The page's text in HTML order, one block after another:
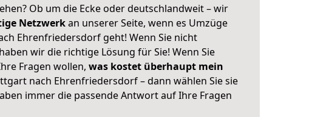
Ob um die Ecke oder deutschlandweit – wir
Netzwerkan unserer Seite, wenn es Umzüge
Ehrenfriedersdorf geht! Wenn Sie nicht
wir die richtige Lösung für Sie! Wenn Sie
Fragen wollen, was kostet überhaupt mein
nach Ehrenfriedersdorf – dann wählen Sie sie
immer die passende Antwort auf Ihre Fragen